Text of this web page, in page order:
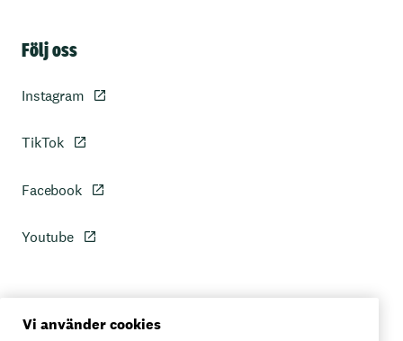
Följ oss
Instagram
TikTok
Facebook
Youtube
Personuppgiftspolicy
Vi använder cookies